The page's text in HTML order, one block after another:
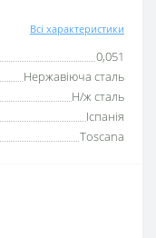
Всі характеристики
0,051
Нержавіюча сталь
Н/ж сталь
Іспанія
Toscana